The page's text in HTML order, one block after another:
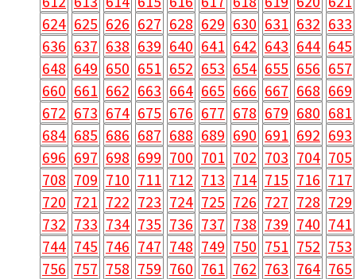
624 625 626 627 628 629 630 631 632 633
636 637 638 639 640 641 642 643 644 645
648 649 650 651 652 653 654 655 656 657
660 661 662 663 664 665 666 667 668 669
672 673 674 675 676 677 678 679 680 681
684 685 686 687 688 689 690 691 692 693
696 697 698 699 700 701 702 703 704 705
708 709 710 711 712 713 714 715 716 717
720 721 722 723 724 725 726 727 728 729
732 733 734 735 736 737 738 739 740 741
744 745 746 747 748 749 750 751 752 753
756 757 758 759 760 761 762 763 764 765